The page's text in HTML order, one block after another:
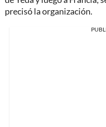
precisó la organización.